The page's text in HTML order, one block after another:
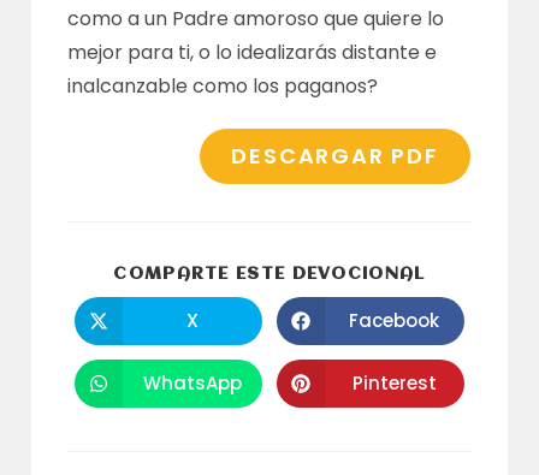
como a un Padre amoroso que quiere lo
mejor para ti, o lo idealizarás distante e
inalcanzable como los paganos?
DESCARGAR PDF
COMPARTE ESTE DEVOCIONAL
abre
en
una
nueva
ventana
X Se
abre
en
una
nueva
ventana
Facebook
Se
abre
WhatsApp Se
abre
Pinterest